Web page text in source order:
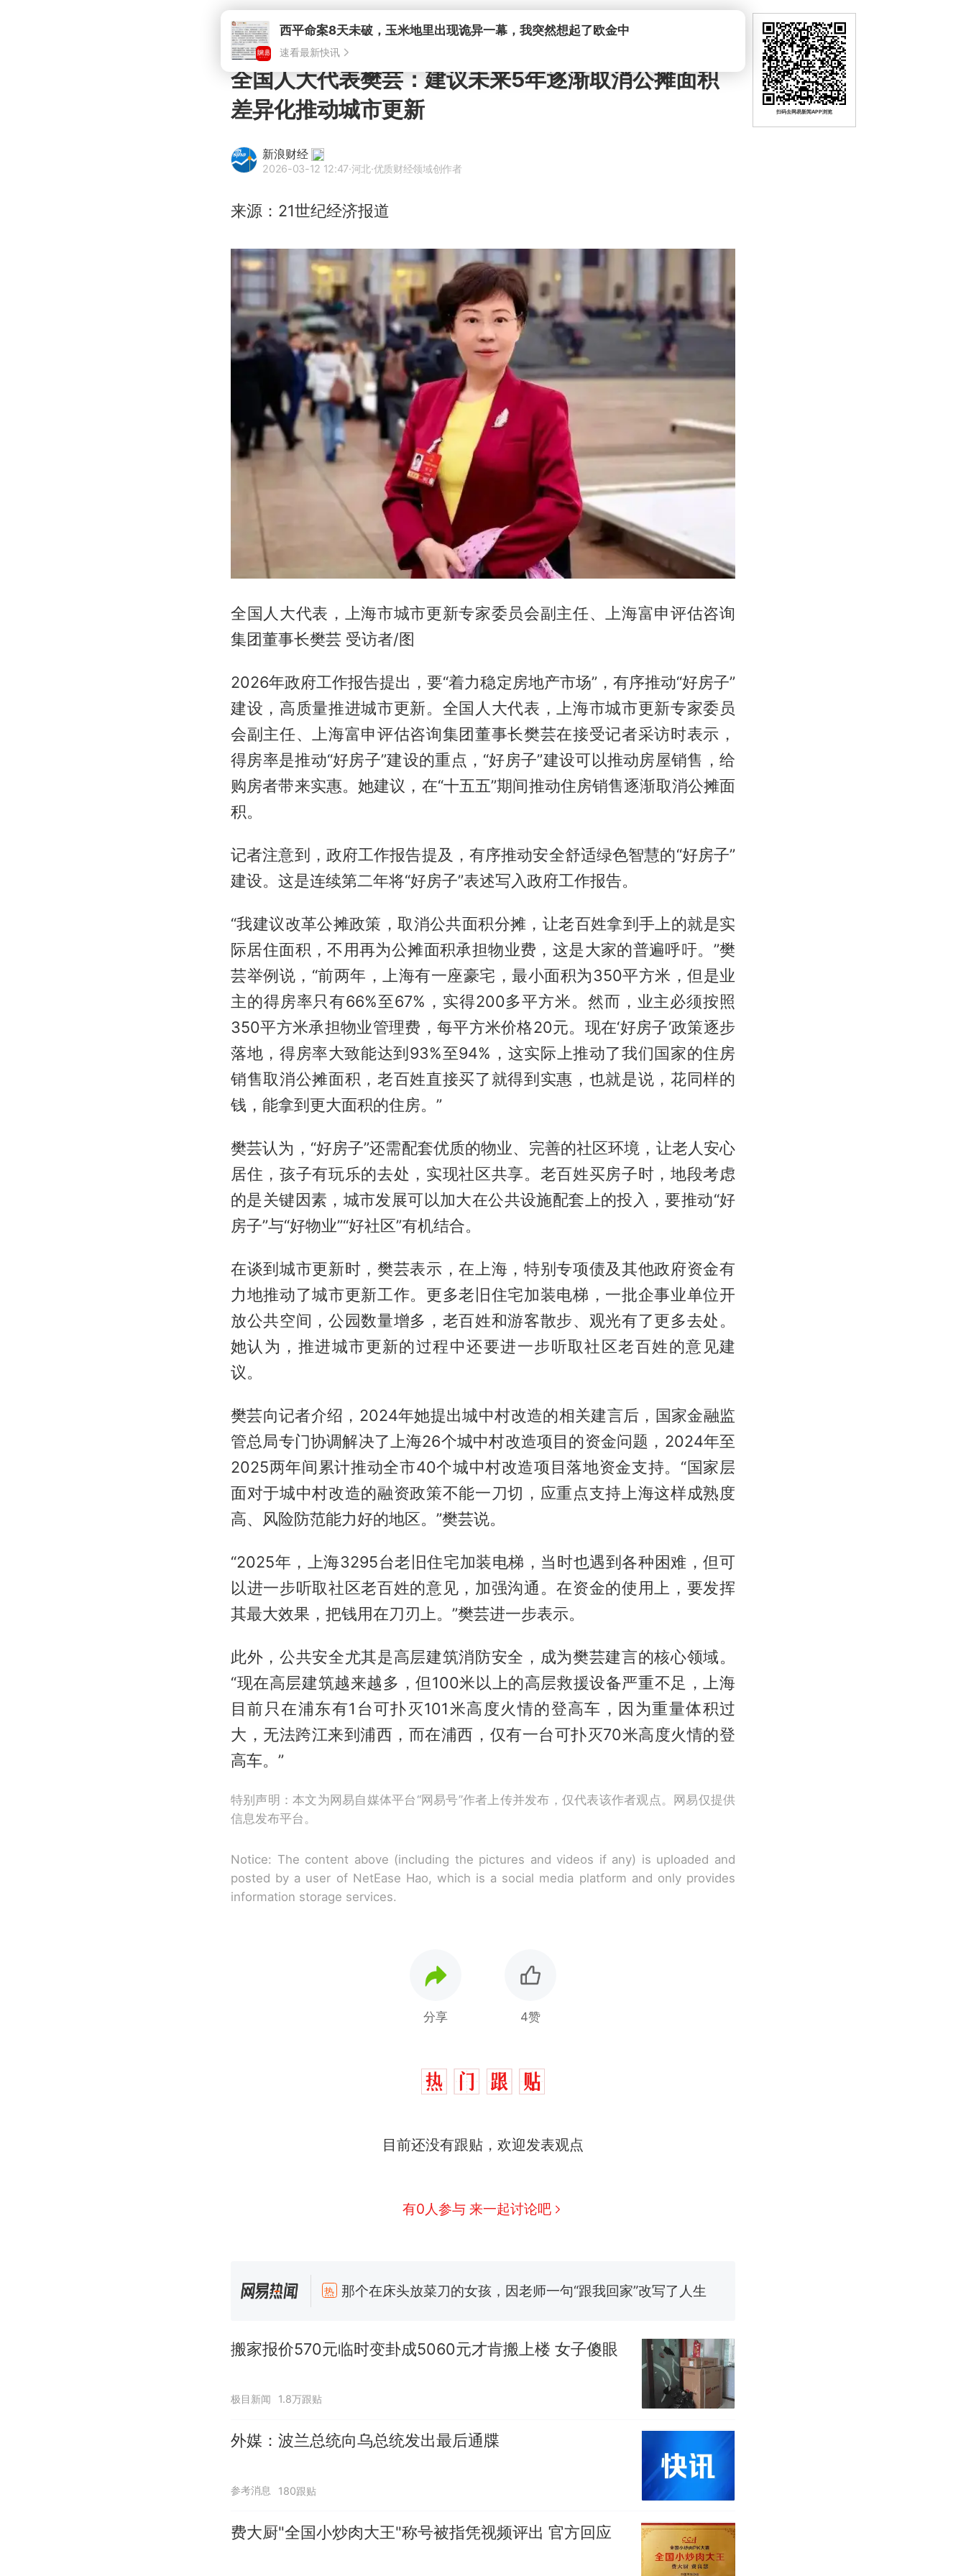
西平命案8天未破，玉米地里出现诡异一幕，我突然想起了欧金中
速看最新快讯
全国人大代表樊芸：建议未来5年逐渐取消公摊面积
差异化推动城市更新
新浪财经
2026-03-12 12:47·河北·优质财经领域创作者
来源：21世纪经济报道
全国人大代表，上海市城市更新专家委员会副主任、上海富申评估咨询
集团董事长樊芸 受访者/图
2026年政府工作报告提出，要“着力稳定房地产市场”，有序推动“好房子”
建设，高质量推进城市更新。全国人大代表，上海市城市更新专家委员
会副主任、上海富申评估咨询集团董事长樊芸在接受记者采访时表示，
得房率是推动“好房子”建设的重点，“好房子”建设可以推动房屋销售，给
购房者带来实惠。她建议，在“十五五”期间推动住房销售逐渐取消公摊面
积。
记者注意到，政府工作报告提及，有序推动安全舒适绿色智慧的“好房子”
建设。这是连续第二年将“好房子”表述写入政府工作报告。
“我建议改革公摊政策，取消公共面积分摊，让老百姓拿到手上的就是实
际居住面积，不用再为公摊面积承担物业费，这是大家的普遍呼吁。”樊
芸举例说，“前两年，上海有一座豪宅，最小面积为350平方米，但是业
主的得房率只有66%至67%，实得200多平方米。然而，业主必须按照
350平方米承担物业管理费，每平方米价格20元。现在‘好房子’政策逐步
落地，得房率大致能达到93%至94%，这实际上推动了我们国家的住房
销售取消公摊面积，老百姓直接买了就得到实惠，也就是说，花同样的
钱，能拿到更大面积的住房。”
樊芸认为，“好房子”还需配套优质的物业、完善的社区环境，让老人安心
居住，孩子有玩乐的去处，实现社区共享。老百姓买房子时，地段考虑
的是关键因素，城市发展可以加大在公共设施配套上的投入，要推动“好
房子”与“好物业”“好社区”有机结合。
在谈到城市更新时，樊芸表示，在上海，特别专项债及其他政府资金有
力地推动了城市更新工作。更多老旧住宅加装电梯，一批企事业单位开
放公共空间，公园数量增多，老百姓和游客散步、观光有了更多去处。
她认为，推进城市更新的过程中还要进一步听取社区老百姓的意见建
议。
樊芸向记者介绍，2024年她提出城中村改造的相关建言后，国家金融监
管总局专门协调解决了上海26个城中村改造项目的资金问题，2024年至
2025两年间累计推动全市40个城中村改造项目落地资金支持。“国家层
面对于城中村改造的融资政策不能一刀切，应重点支持上海这样成熟度
高、风险防范能力好的地区。”樊芸说。
“2025年，上海3295台老旧住宅加装电梯，当时也遇到各种困难，但可
以进一步听取社区老百姓的意见，加强沟通。在资金的使用上，要发挥
其最大效果，把钱用在刀刃上。”樊芸进一步表示。
此外，公共安全尤其是高层建筑消防安全，成为樊芸建言的核心领域。
“现在高层建筑越来越多，但100米以上的高层救援设备严重不足，上海
目前只在浦东有1台可扑灭101米高度火情的登高车，因为重量体积过
大，无法跨江来到浦西，而在浦西，仅有一台可扑灭70米高度火情的登
高车。”
特别声明：本文为网易自媒体平台“网易号”作者上传并发布，仅代表该作者观点。网易仅提供
信息发布平台。
Notice: The content above (including the pictures and videos if any) is uploaded and
posted by a user of NetEase Hao, which is a social media platform and only provides
information storage services.
分享 4赞
目前还没有跟贴，欢迎发表观点
有0人参与 来一起讨论吧
热 那个在床头放菜刀的女孩，因老师一句“跟我回家”改写了人生
了……
佛山一中学招聘物理教师，笔试前13名均遭淘汰？教育局：已叫停
“不建议大家买深色蛋糕”上热搜，网友：天塌了！
南航一航班疑向乘客发放西梅汁，致多名乘客在飞行途中排队上厕
所！乘客：机上100多人只有2个厕所；客服回应：并非每架飞机都
热 那个在床头放菜刀的女孩，因老师一句“跟我回家”改写了人生
搬家报价570元临时变卦成5060元才肯搬上楼 女子傻眼
极目新闻 1.8万跟贴
外媒：波兰总统向乌总统发出最后通牒
参考消息 180跟贴
费大厨"全国小炒肉大王"称号被指凭视频评出 官方回应
扫码去网易新闻APP浏览